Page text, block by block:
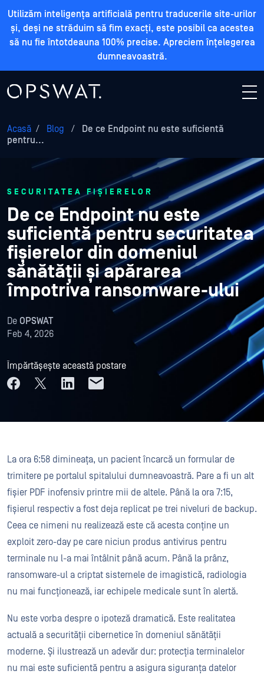
Utilizăm inteligența artificială pentru traducerile site-urilor
și, deși ne străduim să fim exacți, este posibil ca acestea
să nu fie întotdeauna 100% precise. Apreciem înțelegerea
dumneavoastră.
Acasă / Blog /
De ce Endpoint nu este suficientă
pentru...
SECURITATEA FIȘIERELOR
De ce Endpoint nu este
suficientă pentru securitatea
fișierelor din domeniul
sănătății și apărarea
împotriva ransomware-ului
De OPSWAT
Feb 4, 2026
Împărtășește această postare
La ora 6:58 dimineața, un pacient încarcă un formular de
trimitere pe portalul spitalului dumneavoastră. Pare a fi un alt
fișier PDF inofensiv printre mii de altele. Până la ora 7:15,
fișierul respectiv a fost deja replicat pe trei niveluri de backup.
Ceea ce nimeni nu realizează este că acesta conține un
exploit zero-day pe care niciun produs antivirus pentru
terminale nu l-a mai întâlnit până acum. Până la prânz,
ransomware-ul a criptat sistemele de imagistică, radiologia
nu mai funcționează, iar echipele medicale sunt în alertă.
Nu este vorba despre o ipoteză dramatică. Este realitatea
actuală a securității cibernetice în domeniul sănătății
moderne. Și ilustrează un adevăr dur: protecția terminalelor
nu mai este suficientă pentru a asigura siguranța datelor